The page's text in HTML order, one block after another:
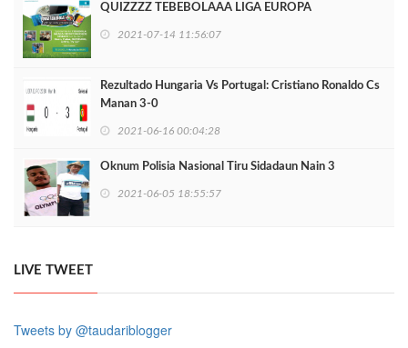
QUIZZZZ TEBEBOLAAA LIGA EUROPA
2021-07-14 11:56:07
Rezultado Hungaria Vs Portugal: Cristiano Ronaldo Cs
Manan 3-0
2021-06-16 00:04:28
Oknum Polisia Nasional Tiru Sidadaun Nain 3
2021-06-05 18:55:57
LIVE TWEET
Tweets by @taudariblogger